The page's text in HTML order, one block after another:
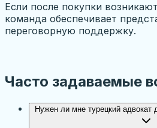
Если после покупки
команда обеспечивает
переговорную поддержку.
Часто задаваемые
Нужен ли мне турецкий адвокат